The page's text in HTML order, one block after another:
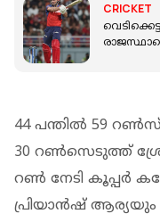
CRICKET
44 പന്തില്‍ 59 റൺസ്
30 റണ്‍സെടുത്ത്
റൺ നേടി കൂപ്പർ
പ്രിയാൻഷ് ആര്യയും